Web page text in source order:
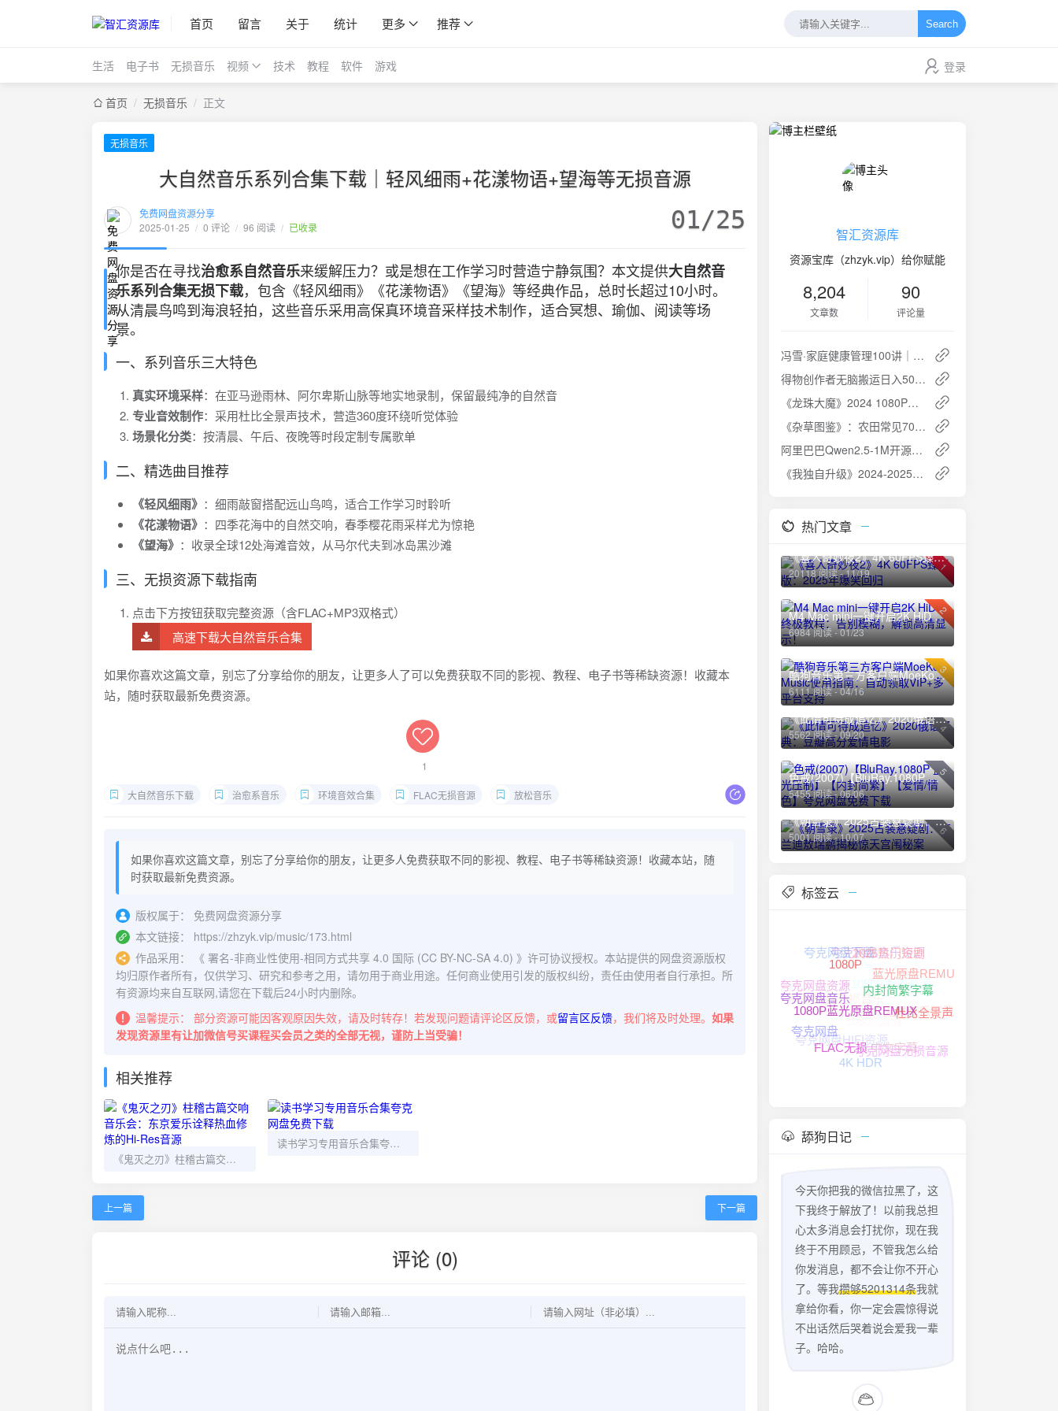
首页 留言 关于 统计 更多 推荐 Search
生活 电子书 无损音乐 视频 技术 教程 软件 游戏 登录
首页 / 无损音乐 / 正文
无损音乐
大自然音乐系列合集下载｜轻风细雨+花漾物语+望海等无损音源
免费网盘资源分享
2025-01-25 / 0 评论 / 96 阅读 / 已收录 01/25
你是否在寻找治愈系自然音乐来缓解压力？或是想在工作学习时营造宁静氛围？本文提供大自然音
乐系列合集无损下载，包含《轻风细雨》《花漾物语》《望海》等经典作品，总时长超过10小时。
从清晨鸟鸣到海浪轻拍，这些音乐采用高保真环境音采样技术制作，适合冥想、瑜伽、阅读等场
景。
一、系列音乐三大特色
真实环境采样：在亚马逊雨林、阿尔卑斯山脉等地实地录制，保留最纯净的自然音
专业音效制作：采用杜比全景声技术，营造360度环绕听觉体验
场景化分类：按清晨、午后、夜晚等时段定制专属歌单
二、精选曲目推荐
《轻风细雨》 ：细雨敲窗搭配远山鸟鸣，适合工作学习时聆听
《花漾物语》 ：四季花海中的自然交响，春季樱花雨采样尤为惊艳
《望海》 ：收录全球12处海滩音效，从马尔代夫到冰岛黑沙滩
三、无损资源下载指南
点击下方按钮获取完整资源（含FLAC+MP3双格式）
高速下载大自然音乐合集
如果你喜欢这篇文章，别忘了分享给你的朋友，让更多人了可以免费获取不同的影视、教程、电子书等稀缺资源！收藏本
站，随时获取最新免费资源。
1
大自然音乐下载 治愈系音乐 环境音效合集 FLAC无损音源 放松音乐
如果你喜欢这篇文章，别忘了分享给你的朋友，让更多人免费获取不同的影视、教程、电子书等稀缺资源！收藏本站，随
时获取最新免费资源。
版权属于：
免费网盘资源分享
本文链接：
https://zhzyk.vip/music/173.html
作品采用：
《 署名-非商业性使用-相同方式共享 4.0 国际 (CC BY-NC-SA 4.0) 》许可协议授权。本站提供的网盘资源版权
均归原作者所有，仅供学习、研究和参考之用，请勿用于商业用途。任何商业使用引发的版权纠纷，责任由使用者自行承担。所
有资源均来自互联网,请您在下载后24小时内删除。
温馨提示：
部分资源可能因客观原因失效，请及时转存！若发现问题请评论区反馈，或留言区反馈，我们将及时处理。 如果
发现资源里有让加微信号买课程买会员之类的全部无视，谨防上当受骗！
相关推荐
《鬼灭之刃》柱稽古篇交响音乐会：东京爱乐诠释热血修炼的Hi-Res音源
读书学习专用音乐合集夸克网盘免费下载
上一篇 下一篇
评论 (0)
智汇资源库
资源宝库（zhzyk.vip）给你赋能
8,204
文章数
90
评论量
冯雪·家庭健康管理100讲｜全家受益的健康管理课程
得物创作者无脑搬运日入500+：小白也能轻松上手
《龙珠大魔》2024 1080P高清资源
《杂草图鉴》：农田常见70种高清杂草，搞定叫不出来的草
阿里巴巴Qwen2.5-1M开源模型：百万Token上下文媲美GPT-4o mini
《我独自升级》2024-2025：全2季日漫，简日双语，猎户压制部1080P
热门文章
1
《喜人奇妙夜2》4K 60FPS臻彩版：2025年爆笑回归
20118 阅读 - 11/19
2
M4 Mac mini一键开启2K HiDPI终极教程：告别模糊，解锁高清显示！
6984 阅读 - 01/23
3
酷狗音乐第三方客户端MoeKoe Music使用指南：自动领取VIP+多平台支持
6111 阅读 - 04/16
4
《此情可待成追忆》2020俄语经典：豆瓣高分爱情电影
5562 阅读 - 09/20
5
色戒(2007)【BluRay.1080P 蓝光压制】【内封简繁】【爱情/情色】夸克网盘免费下载
5455 阅读 - 06/06
6
《朝雪录》2025古装悬疑剧：李兰迪敖瑞鹏揭秘惊天宫闱秘案
5001 阅读 - 10/07
标签云
夸克网盘无损音乐
夸克网盘资源
夸克网盘下载
夸克网盘音乐资源
1080P高清资源
1080P高清
夸克网盘HIFI资源
夸克网盘
夸克网盘音乐
1080P
2025热门短剧
蓝光原盘REMUX
无损音乐下载
中文字幕
4K HDR
FLAC无损
1080P蓝光原盘REMUX
内封简繁字幕
杜比全景声
夸克网盘无损音源
舔狗日记
今天你把我的微信拉黑了，这
下我终于解放了！以前我总担
心太多消息会打扰你，现在我
终于不用顾忌，不管我怎么给
你发消息，都不会让你不开心
了。等我攒够5201314条我就
拿给你看，你一定会震惊得说
不出话然后哭着说会爱我一辈
子。哈哈。